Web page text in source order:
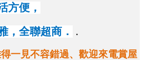
方便，
，全聯超商．
．
一見不容錯過、歡迎來電賞屋